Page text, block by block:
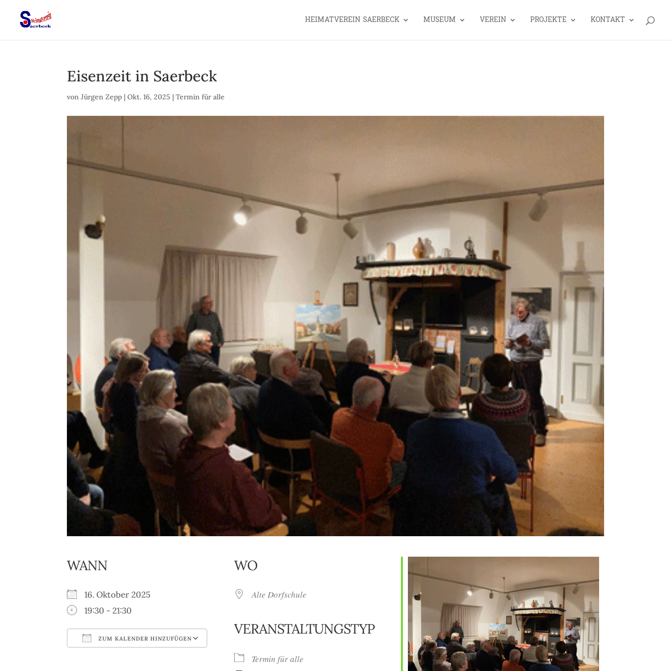
HEIMATVEREIN SAERBECK MUSEUM VEREIN PROJEKTE KONTAKT
Eisenzeit in Saerbeck
vonJürgen Zepp |Okt. 16, 2025 |Termin für alle
WANN
16. Oktober 2025
19:30 - 21:30
ZUM KALENDER HINZUFÜGEN
Google Kalender Office 365
WO
Alte Dorfschule
VERANSTALTUNGSTYP
Termin für alle